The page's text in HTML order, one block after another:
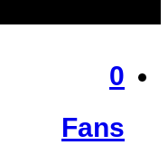
0
Fans